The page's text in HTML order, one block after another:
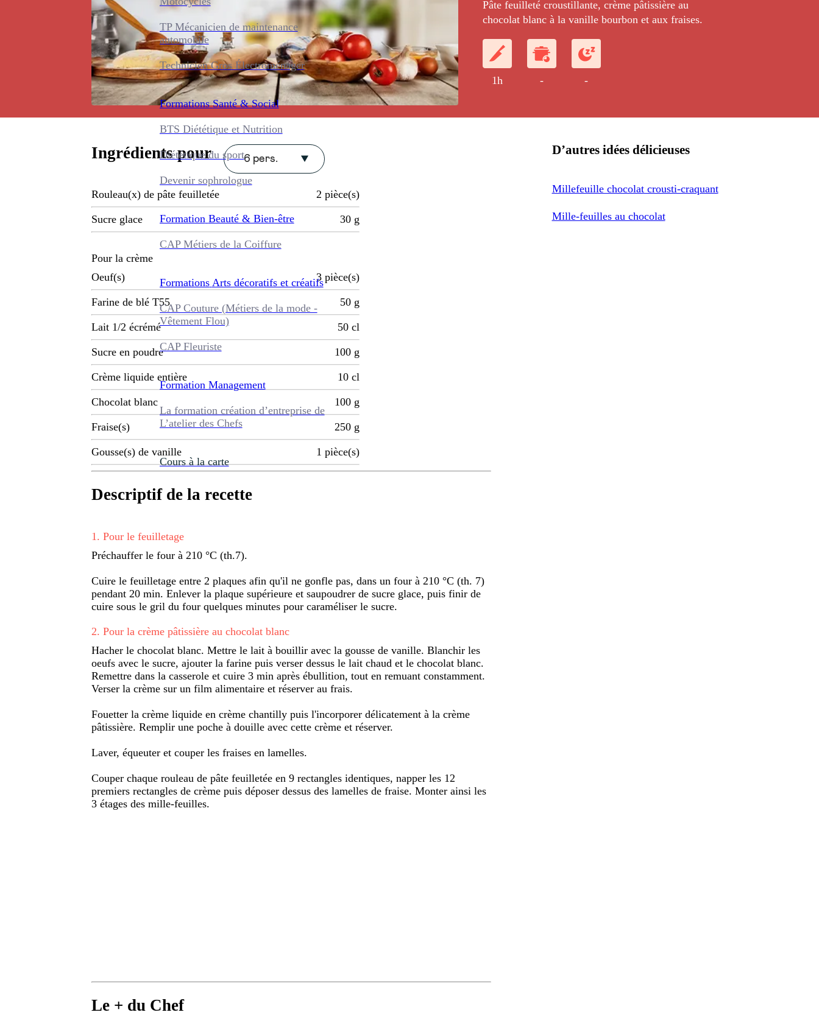
TP Mécanicien de maintenance
automobile
Technicien Gros Électroménager
Formations Santé & Social
BTS Diététique et Nutrition
Diététique du sport
Devenir sophrologue
Formation Beauté & Bien-être
CAP Métiers de la Coiffure
Formations Arts décoratifs et créatifs
CAP Couture (Métiers de la mode -
Vêtement Flou)
CAP Fleuriste
Formation Management
La formation création d’entreprise de
L’atelier des Chefs
Cours à la carte
Pâte feuilleté croustillante, crème pâtissière au
chocolat blanc à la vanille bourbon et aux fraises.
1h - -
Ingrédients pour 6 pers.
Rouleau(x) de pâte feuilletée 2 pièce(s)
Sucre glace 30 g
Pour la crème
Oeuf(s)
3 pièce(s)
Farine de blé T55 50 g
Lait 1/2 écrémé 50 cl
Sucre en poudre 100 g
Crème liquide entière 10 cl
Chocolat blanc 100 g
Fraise(s) 250 g
Gousse(s) de vanille 1 pièce(s)
Descriptif de la recette
1 . Pour le feuilletage
Préchauffer le four à 210 °C (th.7).
Cuire le feuilletage entre 2 plaques afin qu'il ne gonfle pas, dans un four à 210 °C (th. 7)
pendant 20 min. Enlever la plaque supérieure et saupoudrer de sucre glace, puis finir de
cuire sous le gril du four quelques minutes pour caraméliser le sucre.
2. Pour la crème pâtissière au chocolat blanc
Hacher le chocolat blanc. Mettre le lait à bouillir avec la gousse de vanille. Blanchir les
oeufs avec le sucre, ajouter la farine puis verser dessus le lait chaud et le chocolat blanc.
Remettre dans la casserole et cuire 3 min après ébullition, tout en remuant constamment.
Verser la crème sur un film alimentaire et réserver au frais.
Fouetter la crème liquide en crème chantilly puis l'incorporer délicatement à la crème
pâtissière. Remplir une poche à douille avec cette crème et réserver.
Laver, équeuter et couper les fraises en lamelles.
Couper chaque rouleau de pâte feuilletée en 9 rectangles identiques, napper les 12
premiers rectangles de crème puis déposer dessus des lamelles de fraise. Monter ainsi les
3 étages des mille-feuilles.
Le + du Chef
D’autres idées délicieuses
Millefeuille chocolat crousti-craquant
Mille-feuilles au chocolat